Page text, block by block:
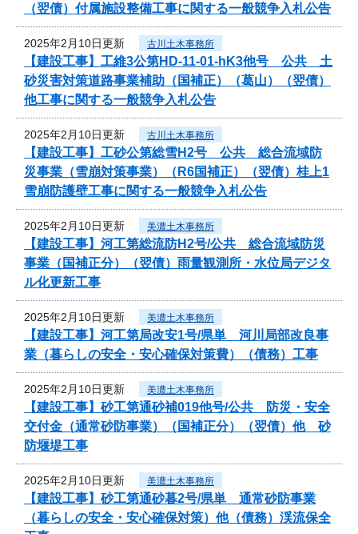
（翌債）付属施設整備工事に関する一般競争入札公告
2025年2月10日更新 古川土木事務所
【建設工事】工維3公第HD-11-01-hK3他号 公共 土
砂災害対策道路事業補助（国補正）（葛山）（翌債）
他工事に関する一般競争入札公告
2025年2月10日更新 古川土木事務所
【建設工事】工砂公第総雪H2号 公共 総合流域防
災事業（雪崩対策事業）（R6国補正）（翌債）桂上1
雪崩防護壁工事に関する一般競争入札公告
2025年2月10日更新 美濃土木事務所
【建設工事】河工第総流防H2号/公共 総合流域防災
事業（国補正分）（翌債）雨量観測所・水位局デジタ
ル化更新工事
2025年2月10日更新 美濃土木事務所
【建設工事】河工第局改安1号/県単 河川局部改良事
業（暮らしの安全・安心確保対策費）（債務）工事
2025年2月10日更新 美濃土木事務所
【建設工事】砂工第通砂補019他号/公共 防災・安全
交付金（通常砂防事業）（国補正分）（翌債）他 砂
防堰堤工事
2025年2月10日更新 美濃土木事務所
【建設工事】砂工第通砂暮2号/県単 通常砂防事業
（暮らしの安全・安心確保対策）他（債務）渓流保全